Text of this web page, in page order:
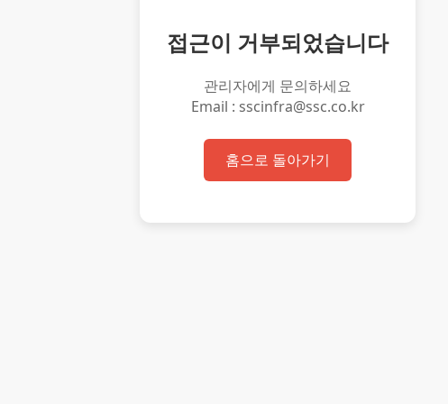
접근이 거부되었습니다
관리자에게 문의하세요
Email : sscinfra@ssc.co.kr
홈으로 돌아가기